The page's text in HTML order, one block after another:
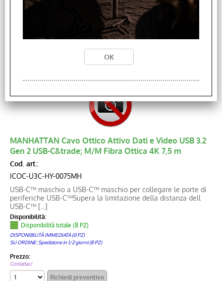
Disponibilità totale (14 PZ)
SU ORDINE: Spedizione in 1/2 giorni (14 PZ)
MANHATTAN Cavo Ottico Attivo Dati e Video USB 3.2
Gen 2 USB-C&trade; M/M Fibra Ottica 4K 7,5 m
Cod. art.:
ICOC-U3C-HY-0075MH
USB-C™ maschio a USB-C™ maschio per collegare le porte di
periferiche USB-C™Supera la limitazione della distanza dell
USB-C™ [...]
Disponibilità:
Disponibilità totale (8 PZ)
DISPONIBILITÀ IMMEDIATA (0 PZ)
SU ORDINE: Spedizione in 1/2 giorni (8 PZ)
Prezzo:
Contattaci